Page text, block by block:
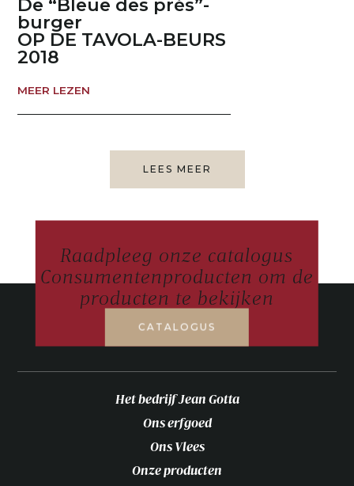
De “Bleue des prés”-
burger
OP DE TAVOLA-BEURS
2018
MEER LEZEN
LEES MEER
Raadpleeg onze catalogus
Consumentenproducten om de
producten te bekijken
CATALOGUS
Het bedrijf Jean Gotta
Ons erfgoed
Ons Vlees
Onze producten